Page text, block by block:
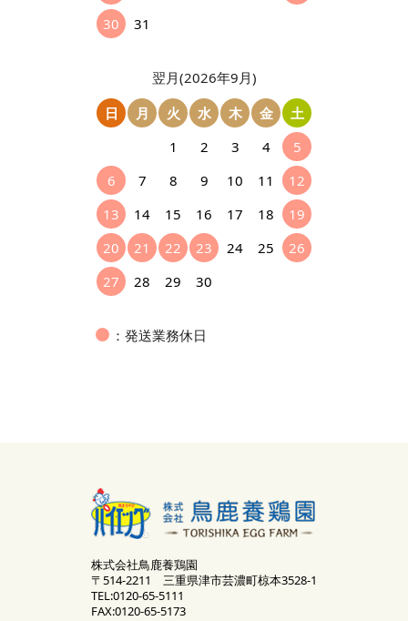
30
31
翌月(2026年9月)
日
月 火 水 木 金
土
1
2 3 4
5
6
7 8 9 10 11
12
13
14 15 16 17 18
19
20
21 22 23 24 25
26
27
28 29 30
：発送業務休日
株式会社鳥鹿養鶏園
〒514-2211 三重県津市芸濃町椋本3528-1
TEL:0120-65-5111
FAX:0120-65-5173